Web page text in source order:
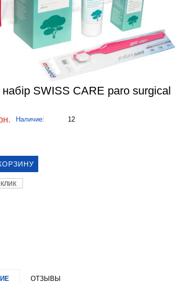
набір SWISS CARE paro surgical
Наличие: 12
ОТЗЫВЫ